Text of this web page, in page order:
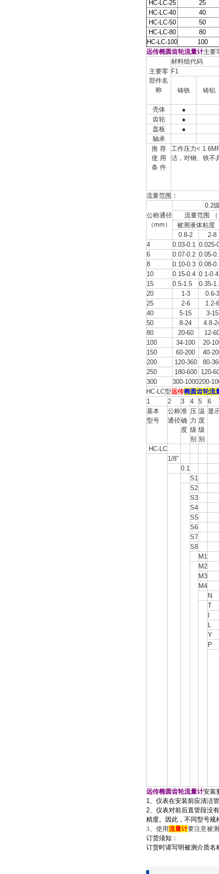
HC-LC-25
25
HC-LC-40
40
HC-LC-50
50
HC-LC-80
80
HC-LC-100
100
远传椭圆齿轮流量计主要
主要零
部件名
称
材料组代码
F1
铸铁 铸铝
壳体
●
齿轮
●
盖板
●
轴承
推 荐
使 用
条 件
工作压力<
洁，对钢、铁不
流量范围：
公称通径
（mm）
0.2
流量范围
被测液体粘度
0.8-2
2-8
4
0.03-0.1 0.025-
6
0.07-0.2 0.05-
8
0.10-0.3 0.08-
10
0.15-0.4 0.1-0.4
15
0.5-1.5
0.35-
20
1-3
0.6-3
25
2-6
1.2-6
40
5-15
3-15
50
8-24
4.8-
80
20-60
12-
100
34-100
20-
150
60-200
40-
200
120-360
80-
250
180-600
120-
300
300-1000200-
HC-LC型远传椭圆齿轮流
1
2 3 4 5
6
基本
型号
公称
通径
准
确
度
压
力
级
别
温
度
级
别
显
HC-LC
1/8”
0.1
S1
S2
S3
S4
S5
S6
S7
S8
M1
M2
M3
M4
N
T
L
Y
P
远传椭圆齿轮流量计安装
1、仪表在安装前应清洁
2、仪表对前后直管段没
精度。因此，不同型号规
3、使用流量计要注意被
订货须知：
订货时请写明被测介质名